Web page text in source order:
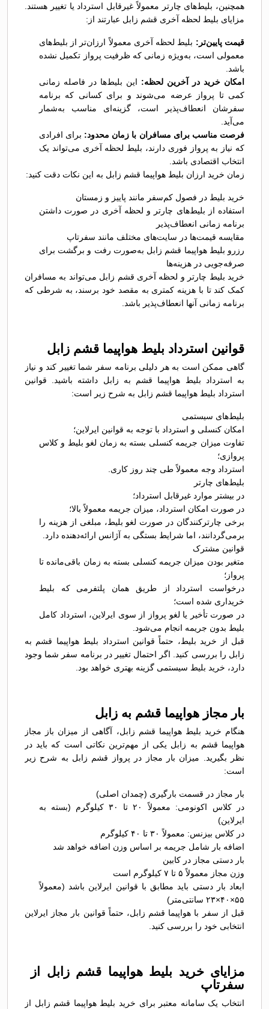
همچنین، بلیط‌های چارتر معمولاً غیرقابل استرداد یا تغییر هستند.
مزایای بلیط لحظه آخری قشم زابل عبارتند از:
قیمت پایین‌تر: بلیط لحظه آخری معمولاً ارزان‌تر از بلیط‌های
معمولی است، به‌ویژه زمانی که ظرفیت پرواز تکمیل نشده
باشد.
امکان خرید در آخرین لحظه: این بلیط‌ها در فاصله زمانی
کمی تا پرواز عرضه می‌شوند و برای کسانی که برنامه
سفرشان انعطاف‌پذیر است، گزینه‌ای مناسب به‌شمار
می‌آید.
فرصت مناسب برای مسافران با زمان محدود: برای افرادی
که نیاز به پرواز فوری دارند، بلیط لحظه آخری می‌تواند یک
انتخاب اقتصادی باشد.
زمان خرید ارزان بلیط هواپیما قشم زابل به این نکات دقت کنید:
خرید بلیط در فصول کم‌سفر مانند پاییز و زمستان
استفاده از بلیط‌های چارتر و لحظه آخری در صورت داشتن
برنامه زمانی انعطاف‌پذیر
مقایسه قیمت‌ها در سایت‌های مختلف مانند سفرتاپ
رزرو بلیط هواپیما قشم زابل به‌صورت رفت و برگشت برای
صرفه‌جویی در هزینه‌ها
خرید بلیط چارتر و لحظه آخری قشم زابل می‌تواند به مسافران
کمک کند تا با هزینه کمتری به مقصد خود برسند، به شرطی که
برنامه زمانی آنها انعطاف‌پذیر باشد.
قوانین استرداد بلیط هواپیما قشم زابل
گاهی ممکن است به هر دلیلی برنامه سفر شما تغییر کند و نیاز
به استرداد بلیط هواپیما قشم به زابل داشته باشید. قوانین
استرداد بلیط هواپیما قشم زابل به شرح زیر است:
بلیط‌های سیستمی
امکان کنسلی و استرداد با توجه به قوانین ایرلاین؛
تفاوت میزان جریمه کنسلی بسته به زمان لغو بلیط و کلاس
پروازی؛
استرداد وجه معمولاً طی چند روز کاری.
بلیط‌های چارتر
در بیشتر موارد غیرقابل استرداد؛
در صورت امکان استرداد، میزان جریمه معمولاً بالا؛
برخی چارترکنندگان در صورت لغو بلیط، مبلغی از هزینه را
برمی‌گردانند، اما شرایط بستگی به آژانس ارائه‌دهنده دارد.
قوانین مشترک
متغیر بودن میزان جریمه کنسلی بسته به زمان باقی‌مانده تا
پرواز؛
درخواست استرداد از طریق همان پلتفرمی که بلیط
خریداری شده است؛
در صورت تأخیر یا لغو پرواز از سوی ایرلاین، استرداد کامل
بلیط بدون جریمه انجام می‌شود.
قبل از خرید بلیط، حتماً قوانین استرداد بلیط هواپیما قشم به
زابل را بررسی کنید. اگر احتمال تغییر در برنامه سفر شما وجود
دارد، خرید بلیط سیستمی گزینه بهتری خواهد بود.
بار مجاز هواپیما قشم به زابل
هنگام خرید بلیط هواپیما قشم زابل، آگاهی از میزان باز مجاز
هواپیما قشم به زابل یکی از مهم‌ترین نکاتی است که باید در
نظر بگیرید. میزان بار مجاز در پرواز قشم زابل به شرح زیر
است:
بار مجاز در قسمت بارگیری (چمدان اصلی)
در کلاس اکونومی: معمولاً ۲۰ تا ۳۰ کیلوگرم (بسته به
ایرلاین)
در کلاس بیزنس: معمولاً ۳۰ تا ۴۰ کیلوگرم
اضافه بار شامل جریمه بر اساس وزن اضافه خواهد شد
بار دستی مجاز در کابین
وزن مجاز معمولاً ۵ تا ۷ کیلوگرم است
ابعاد بار دستی باید مطابق با قوانین ایرلاین باشد (معمولاً
۵۵×۴۰×۲۳ سانتی‌متر)
قبل از سفر با هواپیما قشم زابل، حتماً قوانین بار مجاز ایرلاین
انتخابی خود را بررسی کنید.
مزایای خرید بلیط هواپیما قشم زابل از
سفرتاپ
انتخاب یک سامانه معتبر برای خرید بلیط هواپیما قشم زابل از